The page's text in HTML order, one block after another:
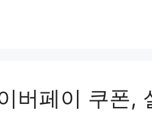
버페이 쿠폰,